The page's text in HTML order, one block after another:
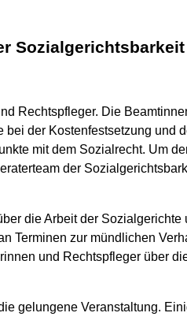
Sozialgerichtsbarkeit
Rechtspfleger. Die
der Kostenfestsetzung und
mit dem Sozialrecht. Um
der
die Arbeit der
Terminen zur mündlichen
und Rechtspfleger über
gelungene Veranstaltung.